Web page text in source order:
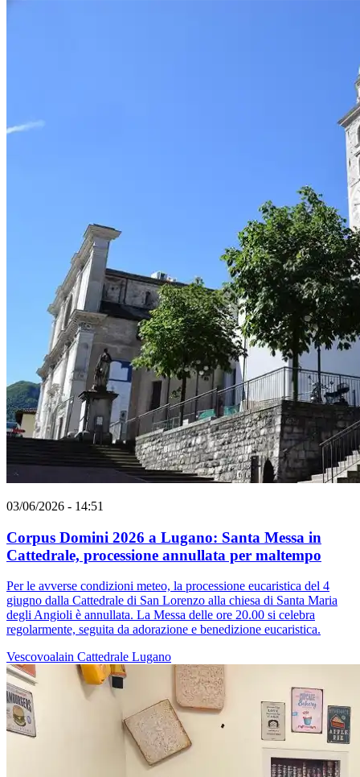
03/06/2026 - 14:51
Corpus Domini 2026 a Lugano: Santa Messa in
Cattedrale, processione annullata per maltempo
Per le avverse condizioni meteo, la processione eucaristica del 4
giugno dalla Cattedrale di San Lorenzo alla chiesa di Santa Maria
degli Angioli è annullata. La Messa delle ore 20.00 si celebra
regolarmente, seguita da adorazione e benedizione eucaristica.
Vescovoalain Cattedrale Lugano